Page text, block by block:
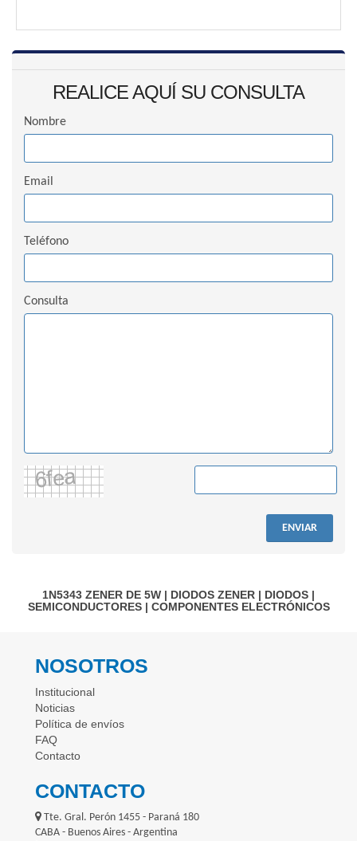
REALICE AQUÍ SU CONSULTA
Nombre
Email
Teléfono
Consulta
ENVIAR
1N5343 ZENER DE 5W | DIODOS ZENER | DIODOS |
SEMICONDUCTORES| COMPONENTES ELECTRÓNICOS
NOSOTROS
Institucional
Noticias
Política de envíos
FAQ
Contacto
CONTACTO
Tte. Gral. Perón 1455 - Paraná 180
CABA - Buenos Aires - Argentina